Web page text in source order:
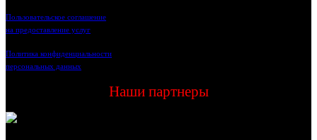
Пользовательское соглашение
на предоставление услуг
Политика конфиденциальности
персональных данных
Наши партнеры